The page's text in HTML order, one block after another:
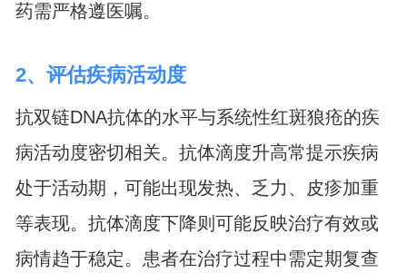
药需严格遵医嘱。
2、评估疾病活动度
抗双链DNA抗体的水平与系统性红斑狼疮的疾
病活动度密切相关。抗体滴度升高常提示疾病
处于活动期，可能出现发热、乏力、皮疹加重
等表现。抗体滴度下降则可能反映治疗有效或
病情趋于稳定。患者在治疗过程中需定期复查